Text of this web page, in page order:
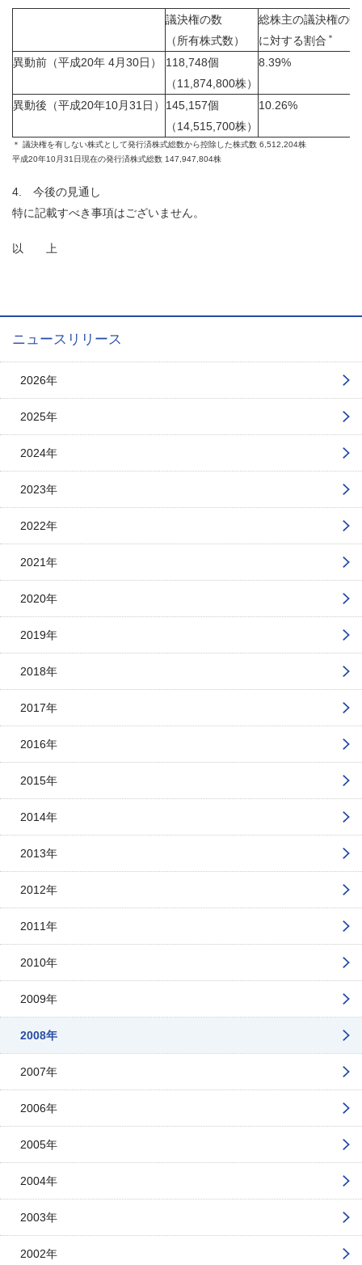
議決権の数
（所有株式数）
総株主の議決権の数
に対する割合 ＊
異動前（平成20年 4月30日） 118,748個
（11,874,800株）
8.39%
異動後（平成20年10月31 日） 145,157個
（14,515,700株）
10.26%
＊ 議決権を有しない株式として発行済株式総数から控除した株式数 6,512,204株
平成20年10月31 日現在の発行済株式総数 147,947,804株
4. 今後の見通し
特に記載すべき事項はございません。
以 上
ニュースリリース
2026年
2025年
2024年
2023年
2022年
2021年
2020年
2019年
2018年
2017年
2016年
2015年
2014年
2013年
2012年
2011年
2010年
2009年
2008年
2007年
2006年
2005年
2004年
2003年
2002年